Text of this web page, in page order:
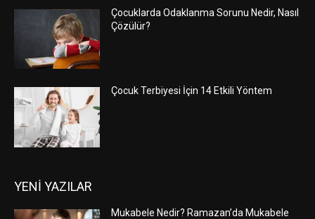
Çocuklarda Odaklanma Sorunu Nedir, Nasıl
Çözülür?
Çocuk Terbiyesi İçin 14 Etkili Yöntem
YENİ YAZILAR
Mukabele Nedir? Ramazan’da Mukabele